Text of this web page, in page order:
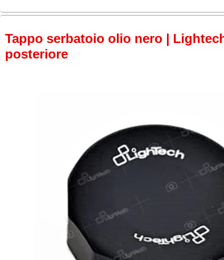
Tappo serbatoio olio nero |
posteriore